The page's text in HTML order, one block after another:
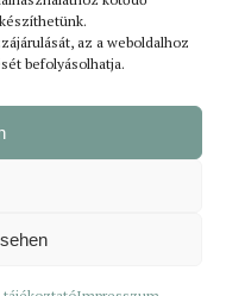
az a weboldalhoz
befolyásolhatja.